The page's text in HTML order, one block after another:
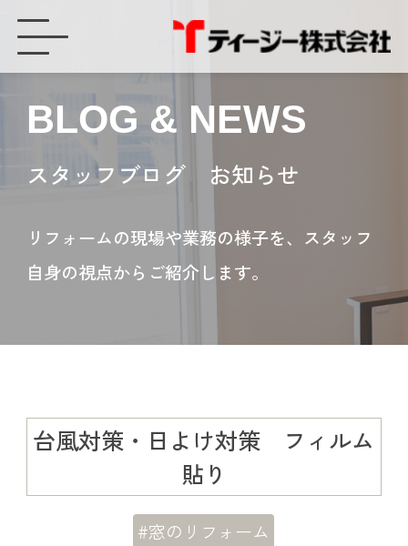
BLOG & NEWS
スタッフブログ お知らせ
リフォームの現場や業務の様子を、スタッフ
自身の視点からご紹介します。
台風対策・日よけ対策 フィルム
貼り
#窓のリフォーム